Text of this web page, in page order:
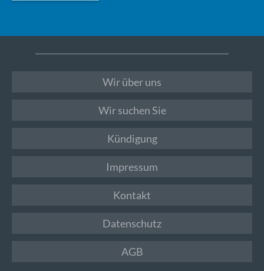
Wir über uns
Wir suchen Sie
Kündigung
Impressum
Kontakt
Datenschutz
AGB